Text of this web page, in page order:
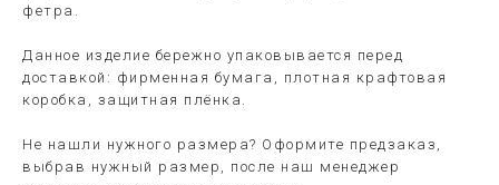
фетра.
Данное изделие бережно упаковывается перед
доставкой: фирменная бумага, плотная крафтовая
коробка, защитная плёнка.
Не нашли нужного размера? Оформите предзаказ,
выбрав нужный размер, после наш менеджер